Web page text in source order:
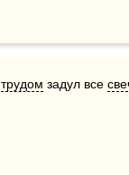
трудом задул все